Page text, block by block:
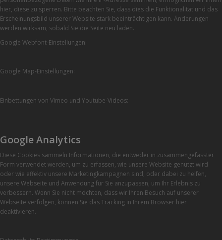
hier, diese zu sperren. Bitte beachten Sie, dass dies die Funktionalität und das
Erscheinungsbild unserer Website stark beeinträchtigen kann. Änderungen
werden wirksam, sobald Sie die Seite neu laden.
Google Webfont-Einstellungen:
Google Map-Einstellungen:
Einbettungen von Vimeo und Youtube-Videos:
Google Analytics
Diese Cookies sammeln Informationen, die entweder in zusammengefasster
Form verwendet werden, um zu erfassen, wie unsere Website genutzt wird
oder wie effektiv unsere Marketingkampagnen sind, oder dabei zu helfen,
unsere Webseite und Anwendung für Sie anzupassen, um Ihr Erlebnis zu
verbessern. Wenn Sie nicht möchten, dass wir Ihren Besuch auf unserer
Webseite verfolgen, können Sie das Tracking in Ihrem Browser hier
deaktivieren.